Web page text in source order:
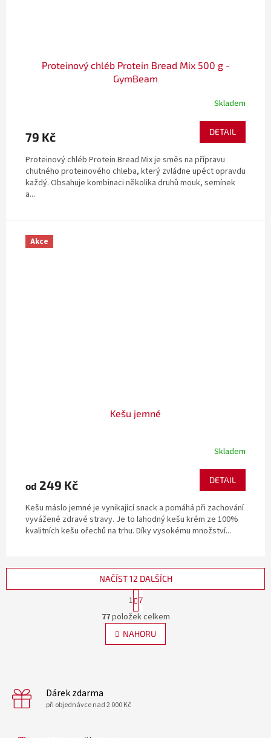
Proteinový chléb Protein Bread Mix 500 g -
GymBeam
Skladem
79 Kč DETAIL
Proteinový chléb Protein Bread Mix je směs na přípravu
chutného proteinového chleba, který zvládne upéct opravdu
každý. Obsahuje kombinaci několika druhů mouk, semínek
a...
Akce
Kešu jemné
Skladem
od 249 Kč DETAIL
Kešu máslo jemné je vynikající snack a pomáhá při zachování
vyvážené zdravé stravy. Je to lahodný kešu krém ze 100%
kvalitních kešu ořechů na trhu. Díky vysokému množství...
O
v
l
á
NAČÍST 12 DALŠÍCH
S
t
r
á
n
k
1 7
77položek celkem
NAHORU
Dárek zdarma
při objednávce nad 2 000 Kč